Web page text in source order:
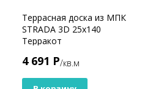
Террасная доска из МПК
STRADA 3D 25x140
Терракот
4 691 Р/кв.м